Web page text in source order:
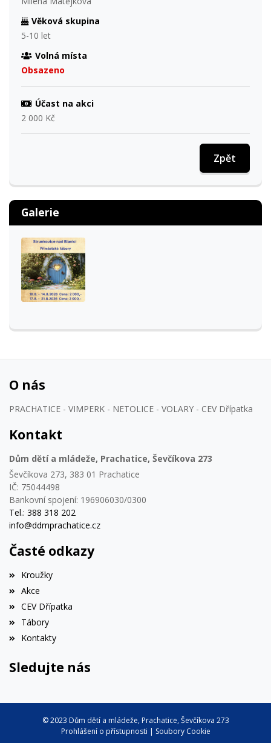
Věková skupina
5-10 let
Volná místa
Obsazeno
Účast na akci
2 000 Kč
Zpět
Galerie
O nás
PRACHATICE - VIMPERK - NETOLICE - VOLARY - CEV Dřípatka
Kontakt
Dům dětí a mládeže, Prachatice, Ševčíkova 273
Ševčíkova 273, 383 01 Prachatice
IČ: 75044498
Bankovní spojení: 196906030/0300
Tel.: 388 318 202
info@ddmprachatice.cz
Časté odkazy
Kroužky
Akce
CEV Dřípatka
Tábory
Kontakty
Sledujte nás
© 2023 Dům dětí a mládeže, Prachatice, Ševčíkova 273
Prohlášení o přístupnosti | Soubory Cookie